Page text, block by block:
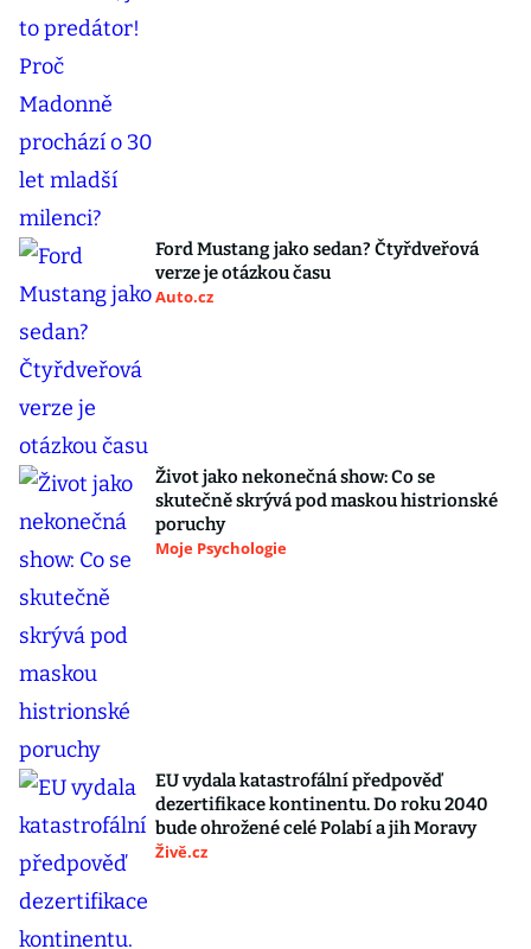
Ford Mustang jako sedan? Čtyřdveřová
verze je otázkou času
Auto.cz
Život jako nekonečná show: Co se
skutečně skrývá pod maskou histrionské
poruchy
Moje Psychologie
EU vydala katastrofální předpověď
dezertifikace kontinentu. Do roku 2040
bude ohrožené celé Polabí a jih Moravy
Živě.cz